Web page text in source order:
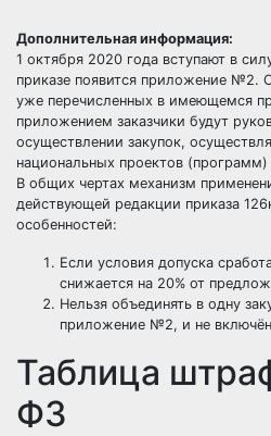
Дополнительная информация:
1 октября 2020 года вступают в
приказе появится приложение №2.
уже перечисленных в имеющемся
приложением заказчики будут
осуществлении закупок,
национальных проектов (программ)
В общих чертах механизм
действующей редакции приказа
особенностей:
Если условия допуска
снижается на 20% от
Нельзя объединять в одну
приложение №2, и не
Таблица
ФЗ